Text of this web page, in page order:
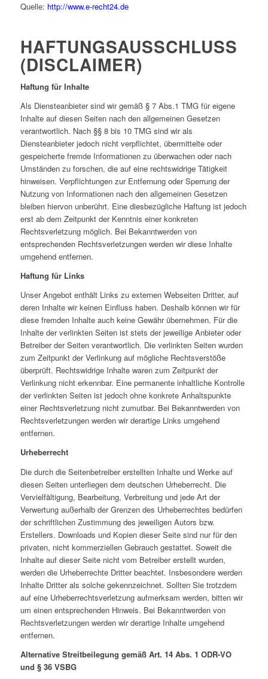
Quelle: http://www.e-recht24.de
HAFTUNGSAUSSCHLUSS
(DISCLAIMER)
Haftung für Inhalte
Als Diensteanbieter sind wir gemäß § 7 Abs.1 TMG für eigene
Inhalte auf diesen Seiten nach den allgemeinen Gesetzen
verantwortlich. Nach §§ 8 bis 10 TMG sind wir als
Diensteanbieter jedoch nicht verpflichtet, übermittelte oder
gespeicherte fremde Informationen zu überwachen oder nach
Umständen zu forschen, die auf eine rechtswidrige Tätigkeit
hinweisen. Verpflichtungen zur Entfernung oder Sperrung der
Nutzung von Informationen nach den allgemeinen Gesetzen
bleiben hiervon unberührt. Eine diesbezügliche Haftung ist jedoch
erst ab dem Zeitpunkt der Kenntnis einer konkreten
Rechtsverletzung möglich. Bei Bekanntwerden von
entsprechenden Rechtsverletzungen werden wir diese Inhalte
umgehend entfernen.
Haftung für Links
Unser Angebot enthält Links zu externen Webseiten Dritter, auf
deren Inhalte wir keinen Einfluss haben. Deshalb können wir für
diese fremden Inhalte auch keine Gewähr übernehmen. Für die
Inhalte der verlinkten Seiten ist stets der jeweilige Anbieter oder
Betreiber der Seiten verantwortlich. Die verlinkten Seiten wurden
zum Zeitpunkt der Verlinkung auf mögliche Rechtsverstöße
überprüft. Rechtswidrige Inhalte waren zum Zeitpunkt der
Verlinkung nicht erkennbar. Eine permanente inhaltliche Kontrolle
der verlinkten Seiten ist jedoch ohne konkrete Anhaltspunkte
einer Rechtsverletzung nicht zumutbar. Bei Bekanntwerden von
Rechtsverletzungen werden wir derartige Links umgehend
entfernen.
Urheberrecht
Die durch die Seitenbetreiber erstellten Inhalte und Werke auf
diesen Seiten unterliegen dem deutschen Urheberrecht. Die
Vervielfältigung, Bearbeitung, Verbreitung und jede Art der
Verwertung außerhalb der Grenzen des Urheberrechtes bedürfen
der schriftlichen Zustimmung des jeweiligen Autors bzw.
Erstellers. Downloads und Kopien dieser Seite sind nur für den
privaten, nicht kommerziellen Gebrauch gestattet. Soweit die
Inhalte auf dieser Seite nicht vom Betreiber erstellt wurden,
werden die Urheberrechte Dritter beachtet. Insbesondere werden
Inhalte Dritter als solche gekennzeichnet. Sollten Sie trotzdem
auf eine Urheberrechtsverletzung aufmerksam werden, bitten wir
um einen entsprechenden Hinweis. Bei Bekanntwerden von
Rechtsverletzungen werden wir derartige Inhalte umgehend
entfernen.
Alternative Streitbeilegung gemäß Art. 14 Abs. 1 ODR-VO
und § 36 VSBG